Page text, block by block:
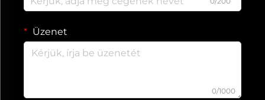
Üzenet
0/1000